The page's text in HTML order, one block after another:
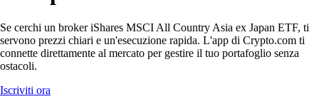
Se cerchi un broker iShares MSCI All Country Asia ex Japan ETF, ti
servono prezzi chiari e un'esecuzione rapida. L'app di Crypto.com ti
connette direttamente al mercato per gestire il tuo portafoglio senza
ostacoli.
Iscriviti ora